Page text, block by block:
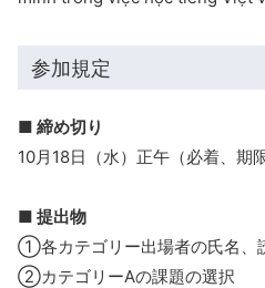
参加規定
■ 締め切り
10月18日（水）正午（必着、期
■ 提出物
①各カテゴリー出場者の氏名、
②カテゴリーAの課題の選択